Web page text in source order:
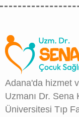
Adana'da hizmet
Uzmanı Dr. Sena
Üniversitesi Tıp